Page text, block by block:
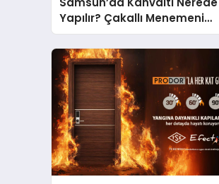
Yapılır? Çakallı Menemeni
Önerileri